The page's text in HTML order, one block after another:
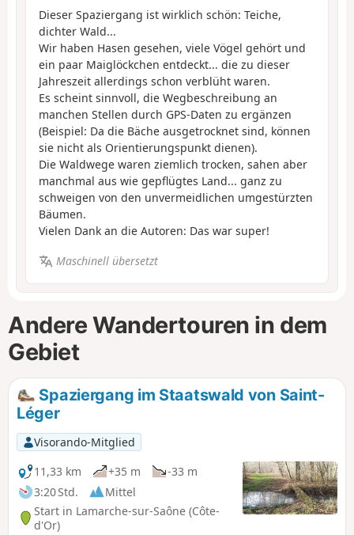
Dieser Spaziergang ist wirklich schön: Teiche,
dichter Wald...
Wir haben Hasen gesehen, viele Vögel gehört und
ein paar Maiglöckchen entdeckt... die zu dieser
Jahreszeit allerdings schon verblüht waren.
Es scheint sinnvoll, die Wegbeschreibung an
manchen Stellen durch GPS-Daten zu ergänzen
(Beispiel: Da die Bäche ausgetrocknet sind, können
sie nicht als Orientierungspunkt dienen).
Die Waldwege waren ziemlich trocken, sahen aber
manchmal aus wie gepflügtes Land... ganz zu
schweigen von den unvermeidlichen umgestürzten
Bäumen.
Vielen Dank an die Autoren: Das war super!
Maschinell übersetzt
Andere Wandertouren in dem
Gebiet
Spaziergang im Staatswald von Saint-
Léger
Visorando-Mitglied
11,33 km
+35 m
-33 m
3:20 Std.
Mittel
Start in Lamarche-sur-Saône (Côte-
d'Or)